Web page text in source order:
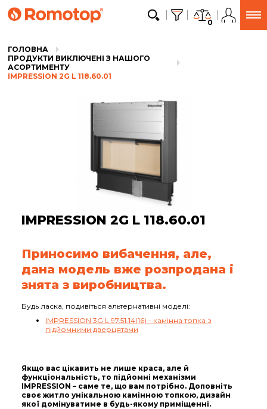
0
ГОЛОВНА
ПРОДУКТИ ВИКЛЮЧЕНІ З НАШОГО
АСОРТИМЕНТУ
IMPRESSION 2G L 118.60.01
IMPRESSION 2G L 118.60.01
Приносимо вибачення, але,
дана модель вже розпродана і
знята з виробництва.
Будь ласка, подивіться альтернативні моделі:
IMPRESSION 3G L 97.51.14(16) - камінна топка з
підйомними дверцятами
Якщо вас цікавить не лише краса, але й
функціональність, то підйомні механізми
IMPRESSION – саме те, що вам потрібно. Доповніть
своє житло унікальною камінною топкою, дизайн
якої домінуватиме в будь-якому приміщенні.